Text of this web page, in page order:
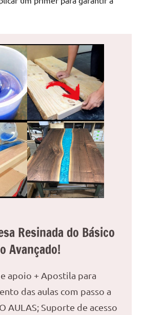
Resinada do Básico
Avançado!
apoio + Apostila para
das aulas com passo a
AULAS; Suporte de acesso